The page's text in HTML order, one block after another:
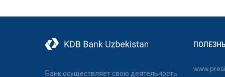
Банк осуществляет свою деятельность